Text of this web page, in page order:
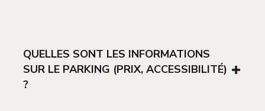
QUELLES SONT LES INFORMATIONS
SUR LE PARKING (PRIX, ACCESSIBILITÉ)
?